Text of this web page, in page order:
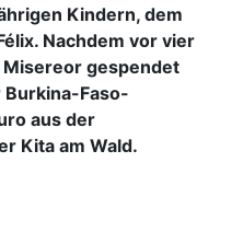
Kindern, dem
Nachdem vor vier
gespendet
Faso-
aus der
Kita am Wald.